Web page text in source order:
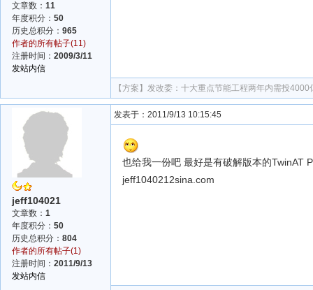
文章数： 11
年度积分： 50
历史总积分： 965
作者的所有帖子(11)
注册时间： 2009/3/11
发站内信
【方案】 发改委：十大重点节能工程两年内需投4000
jeff104021
文章数： 1
年度积分： 50
历史总积分： 804
作者的所有帖子(1)
注册时间： 2011/9/13
发站内信
发表于：2011/9/13 10:15:45
也给我一份吧 最好是有破解版本的TwinAT
jeff1040212sina.com